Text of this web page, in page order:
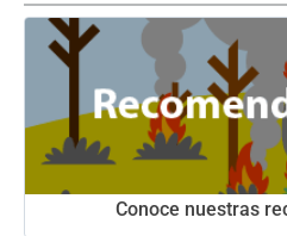
Conoce nuestras